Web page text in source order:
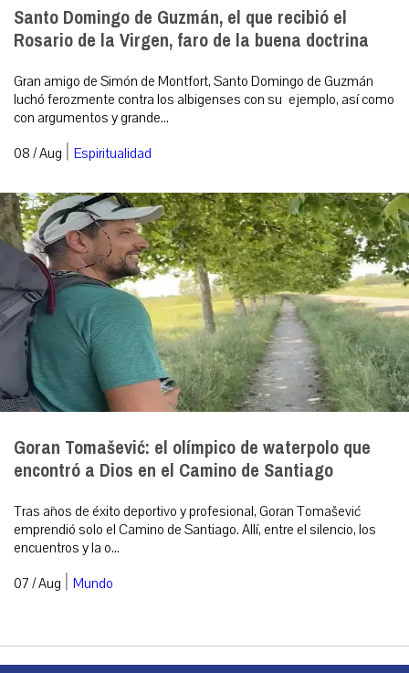
Santo Domingo de Guzmán, el que recibió el
Rosario de la Virgen, faro de la buena doctrina
Gran amigo de Simón de Montfort, Santo Domingo de Guzmán
luchó ferozmente contra los albigenses con su ejemplo, así como
con argumentos y grande...
08 / Aug | Espiritualidad
Goran Tomašević: el olímpico de waterpolo que
encontró a Dios en el Camino de Santiago
Tras años de éxito deportivo y profesional, Goran Tomašević
emprendió solo el Camino de Santiago. Allí, entre el silencio, los
encuentros y la o...
07 / Aug | Mundo